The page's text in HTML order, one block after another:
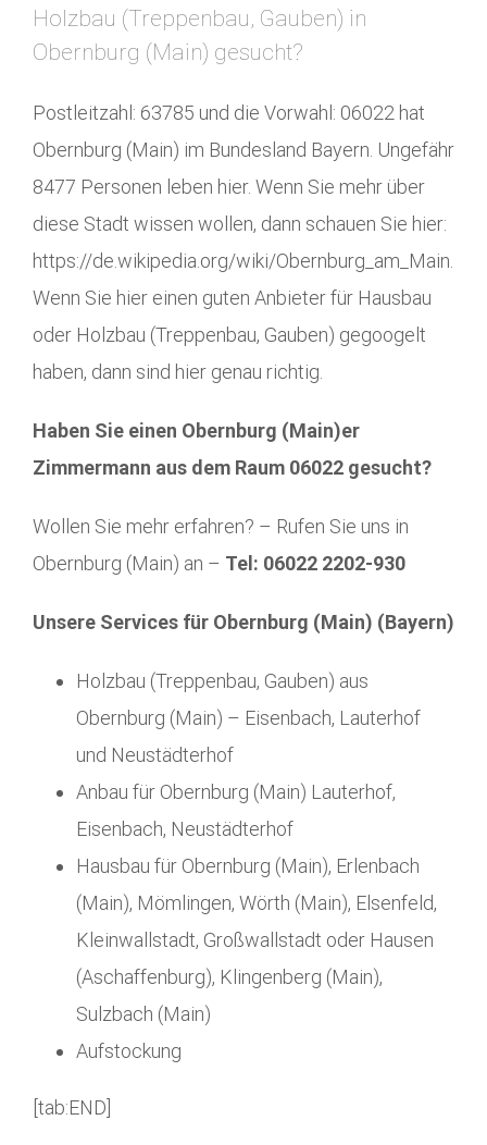
Holzbau (Treppenbau, Gauben) in
Obernburg (Main) gesucht?
Postleitzahl: 63785 und die Vorwahl: 06022 hat
Obernburg (Main) im Bundesland Bayern. Ungefähr
8477 Personen leben hier. Wenn Sie mehr über
diese Stadt wissen wollen, dann schauen Sie hier:
https://de.wikipedia.org/wiki/Obernburg_am_Main.
Wenn Sie hier einen guten Anbieter für Hausbau
oder Holzbau (Treppenbau, Gauben) gegoogelt
haben, dann sind hier genau richtig.
Haben Sie einen Obernburg (Main)er
Zimmermann aus dem Raum 06022 gesucht?
Wollen Sie mehr erfahren? – Rufen Sie uns in
Obernburg (Main) an – Tel: 06022 2202-930
Unsere Services für Obernburg (Main) (Bayern)
Holzbau (Treppenbau, Gauben) aus
Obernburg (Main) – Eisenbach, Lauterhof
und Neustädterhof
Anbau für Obernburg (Main) Lauterhof,
Eisenbach, Neustädterhof
Hausbau für Obernburg (Main), Erlenbach
(Main), Mömlingen, Wörth (Main), Elsenfeld,
Kleinwallstadt, Großwallstadt oder Hausen
(Aschaffenburg), Klingenberg (Main),
Sulzbach (Main)
Aufstockung
[tab:END]